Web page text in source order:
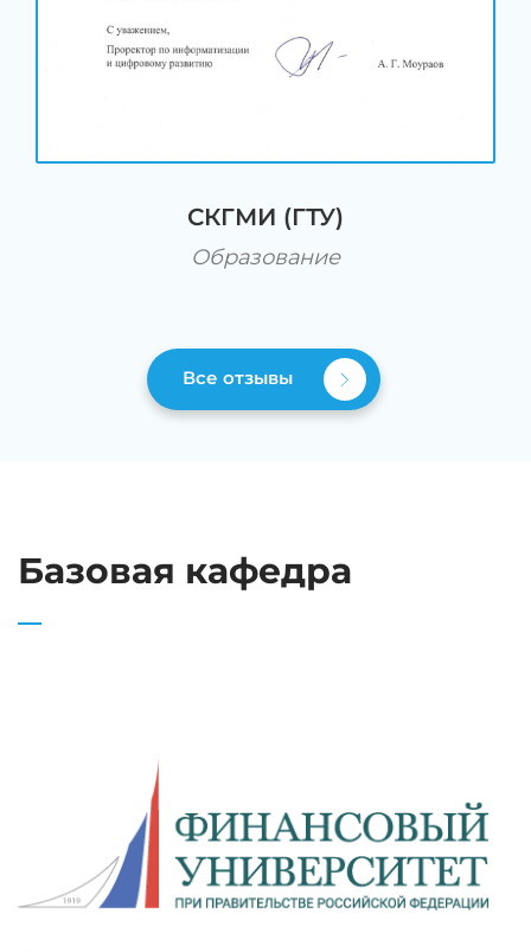
СКГМИ (ГТУ)
Образование
Все отзывы
Базовая кафедра